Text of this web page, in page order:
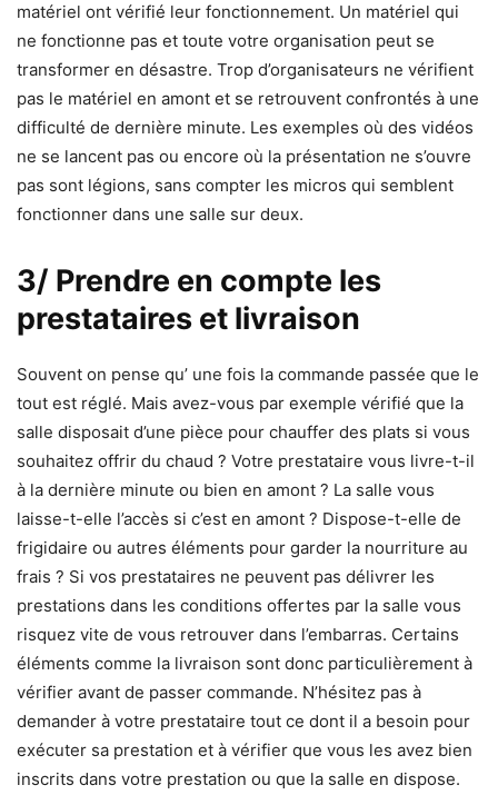
matériel ont vérifié leur fonctionnement. Un matériel qui
ne fonctionne pas et toute votre organisation peut se
transformer en désastre. Trop d’organisateurs ne vérifient
pas le matériel en amont et se retrouvent confrontés à une
difficulté de dernière minute. Les exemples où des vidéos
ne se lancent pas ou encore où la présentation ne s’ouvre
pas sont légions, sans compter les micros qui semblent
fonctionner dans une salle sur deux.
3/ Prendre en compte les
prestataires et livraison
Souvent on pense qu’ une fois la commande passée que le
tout est réglé. Mais avez-vous par exemple vérifié que la
salle disposait d’une pièce pour chauffer des plats si vous
souhaitez offrir du chaud ? Votre prestataire vous livre-t-il
à la dernière minute ou bien en amont ? La salle vous
laisse-t-elle l’accès si c’est en amont ? Dispose-t-elle de
frigidaire ou autres éléments pour garder la nourriture au
frais ? Si vos prestataires ne peuvent pas délivrer les
prestations dans les conditions offertes par la salle vous
risquez vite de vous retrouver dans l’embarras. Certains
éléments comme la livraison sont donc particulièrement à
vérifier avant de passer commande. N’hésitez pas à
demander à votre prestataire tout ce dont il a besoin pour
exécuter sa prestation et à vérifier que vous les avez bien
inscrits dans votre prestation ou que la salle en dispose.